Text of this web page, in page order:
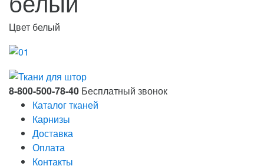
Цвет белый
8-800-500-78-40 Бесплатный звонок
Каталог тканей
Карнизы
Доставка
Оплата
Контакты